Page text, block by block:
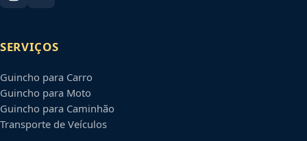
SERVIÇOS
Guincho para Carro
Guincho para Moto
Guincho para Caminhão
Transporte de Veículos